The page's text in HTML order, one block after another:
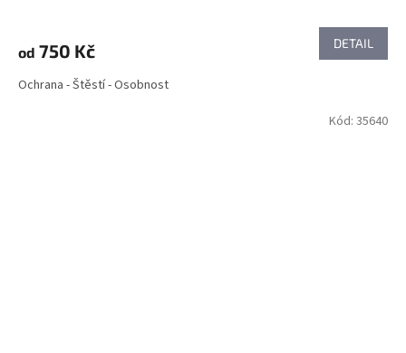
od 750 Kč DETAIL
Ochrana - Štěstí - Osobnost
Kód: 35640